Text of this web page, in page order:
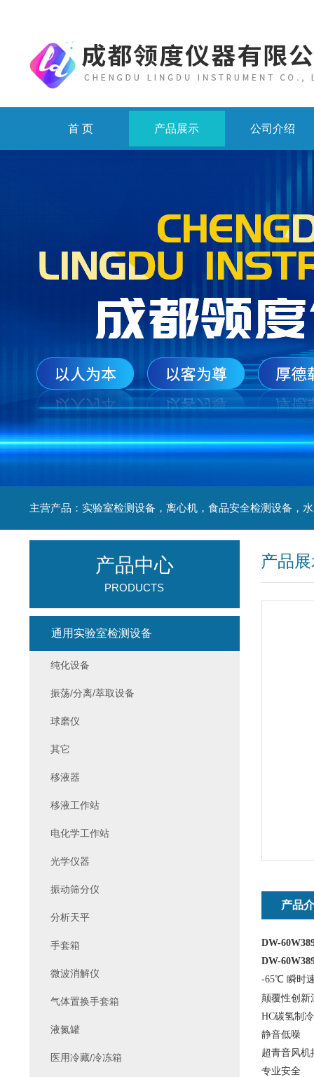
首 页 产品展示 公司介绍
产品
产品
DW-
DW-
-65℃ 瞬时
颠覆性创新
HC碳氢制
静音低噪
超青音风机
专业安全
产品中心
PRODUCTS
通用实验室检测设备
纯化设备
振荡/分离/萃取设备
球磨仪
其它
移液器
移液工作站
电化学工作站
光学仪器
振动筛分仪
分析天平
手套箱
微波消解仪
气体置换手套箱
液氮罐
医用冷藏/冷冻箱